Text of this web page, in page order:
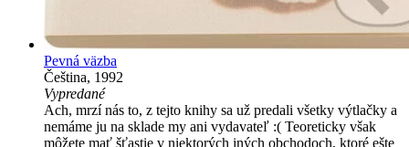
Pevná väzba
Čeština, 1992
Vypredané
Ach, mrzí nás to, z tejto knihy sa už predali všetky výtlačky a
nemáme ju na sklade my ani vydavateľ :( Teoreticky však
môžete mať šťastie v niektorých iných obchodoch, ktoré ešte